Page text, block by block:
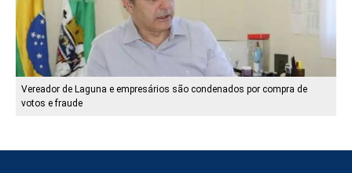
Vereador de Laguna e empresários são condenados por compra de
votos e fraude